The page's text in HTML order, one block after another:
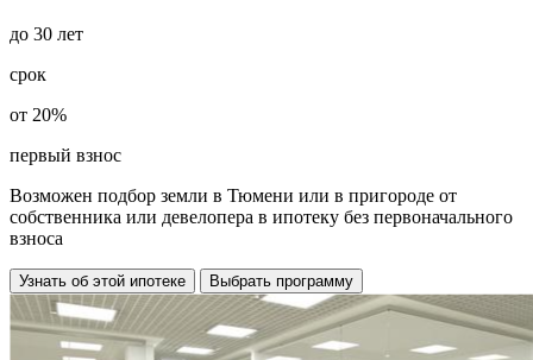
до 30 лет
срок
от 20%
первый взнос
Возможен подбор земли в Тюмени или в пригороде от
собственника или девелопера в ипотеку без первоначального
взноса
Узнать об этой ипотеке Выбрать программу